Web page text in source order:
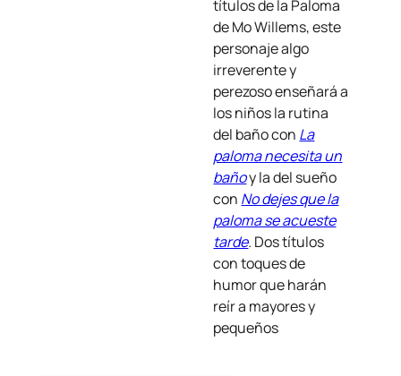
títulos de la Paloma
de Mo Willems, este
personaje algo
irreverente y
perezoso enseñará a
los niños la rutina
del baño con La
paloma necesita un
bañoy la del sueño
con No dejes que la
paloma se acueste
tarde. Dos títulos
con toques de
humor que harán
reír a mayores y
pequeños